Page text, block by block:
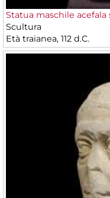
Statua maschile acefala
Scultura
Età traianea, 112 d.C.